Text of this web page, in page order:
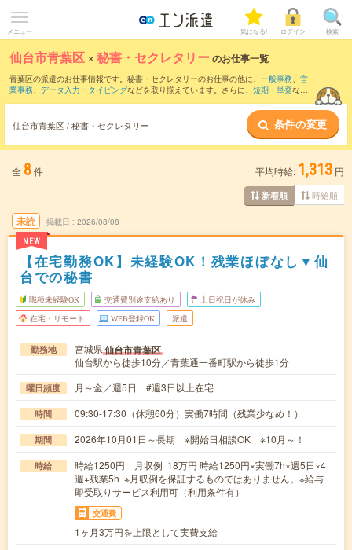
メニュー 気になる! ログイン 検索
仙台市青葉区 ×秘書・セクレタリーのお仕事一覧
青葉区の派遣のお仕事情報です。秘書・セクレタリーのお仕事の他に、 一般事務、 営
業事務、 データ入力・タイピングなどを取り揃えています。さらに、 短期 ・ 単発など
仙台市青葉区 / 秘書・セクレタリー 条件の変更
全 8件 平均時給: 1,313 円
新着順 時給順
未読
NEW
掲載日 2026/08/08
【在宅勤務OK】未経験OK！残業ほぼなし▼仙
台での秘書
職種未経験OK 交通費別途支給あり 土日祝日が休み
在宅・リモート WEB登録OK 派遣
勤務地 宮城県仙台市青葉区
仙台駅から徒歩10分／青葉通一番町駅から徒歩1分
曜日頻度 月～金／週5日 #週3日以上在宅
時間 09:30-17:30（休憩60分）実働7時間（残業少なめ！）
期間 2026年10月01日～長期 ※開始日相談OK ※10月～！
時給
時給1250円 月収例 18万円 時給1250円×実働7h×週5日×4
週+残業5h ※月収例を保証するものではありません。※給与
即受取りサービス利用可（利用条件有）
交通費
1ヶ月3万円を上限として実費支給